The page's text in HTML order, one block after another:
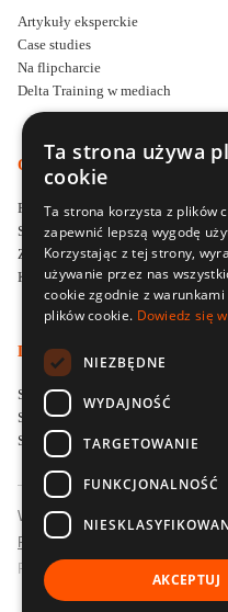
Artykuły eksperckie
Case studies
Na flipcharcie
Delta Training w mediach
O DELTA TRAINING
Firma szkoleniowa Delta Training
Styl i filozofia prowadzenia
Zapytaj o ofertę szkoleniową
Kontakt
LOKALNE SPECJALIZACJE
Szkolenia menedżerskie dla firm w
Szkolenia sprzedażowe dla firm we
Szkolenia sprzedażowe dla firm w
Wszelkie prawa zastrzeżone ©
Polityka jakości
Realizacja:
Ta strona używa
cookie
Ta strona korzysta z plików
zapewnić lepszą wygodę
Korzystając z tej strony,
używanie przez nas
cookie zgodnie z
plików cookie. Dowiedz się
NIEZBĘDNE
WYDAJNOŚĆ
TARGETOWANIE
FUNKCJONALNOŚĆ
AKCEPTUJ